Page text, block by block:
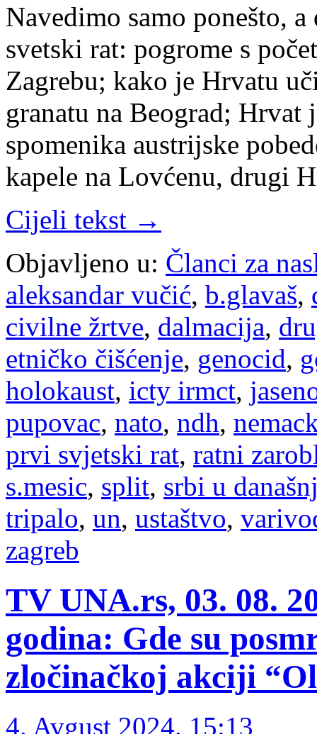
Navedimo samo ponešto,
svetski rat: pogrome s
Zagrebu; kako je Hrvatu
granatu na Beograd; Hrvat
spomenika austrijske
kapele na Lovćenu, drugi
Cijeli tekst →
Objavljeno u: Članci za
aleksandar vučić, b.glavaš,
civilne žrtve, dalmacija,
etničko čišćenje, genocid,
holokaust, icty irmct,
pupovac, nato, ndh,
prvi svjetski rat, ratni
s.mesic, split, srbi u
tripalo, un, ustaštvo,
zagreb
TV UNA.rs, 03. 08.
godina: Gde su
zločinačkoj akciji
4. Avgust 2024. 15:13